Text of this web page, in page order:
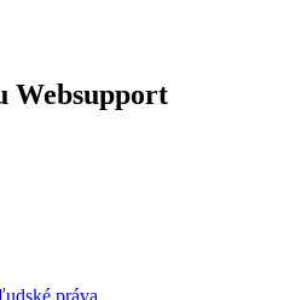
Websupport